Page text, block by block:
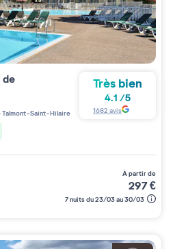
de
5
Talmont-Saint-Hilaire
Très bien
4.1 /5
1682 avis
à partir de
297€
7 nuits du 23/03 au 30/03